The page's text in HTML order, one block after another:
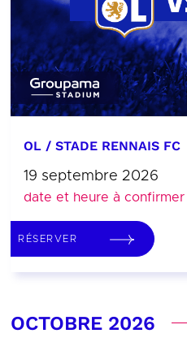
OL / STADE RENNAIS FC
19 septembre 2026
date et heure à confirmer
RÉSERVER
OCTOBRE 2026